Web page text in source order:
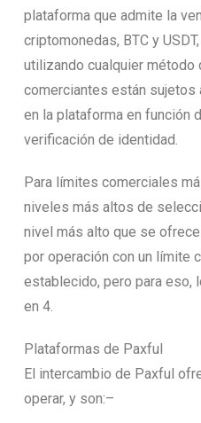
plataforma que admite la
criptomonedas, BTC y
utilizando cualquier método
comerciantes están sujetos
en la plataforma en función
verificación de identidad.
Para límites comerciales
niveles más altos de
nivel más alto que se
por operación con un límite
establecido, pero para eso,
en 4.
Plataformas de Paxful
El intercambio de Paxful
operar, y son:–